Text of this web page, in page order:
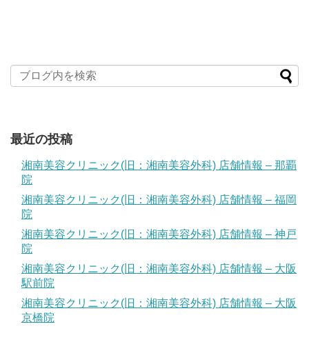
最近の投稿
湘南美容クリニック(旧：湘南美容外科) 店舗情報 – 那覇
院
湘南美容クリニック(旧：湘南美容外科) 店舗情報 – 福岡
院
湘南美容クリニック(旧：湘南美容外科) 店舗情報 – 神戸
院
湘南美容クリニック(旧：湘南美容外科) 店舗情報 – 大阪
駅前院
湘南美容クリニック(旧：湘南美容外科) 店舗情報 – 大阪
京橋院